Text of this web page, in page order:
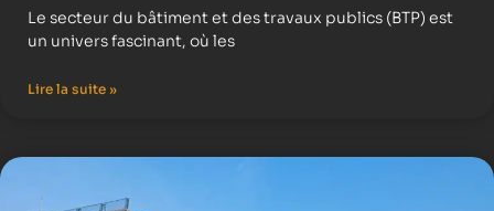
Le secteur du bâtiment et des travaux publics (BTP) est
un univers fascinant, où les
Lire la suite »